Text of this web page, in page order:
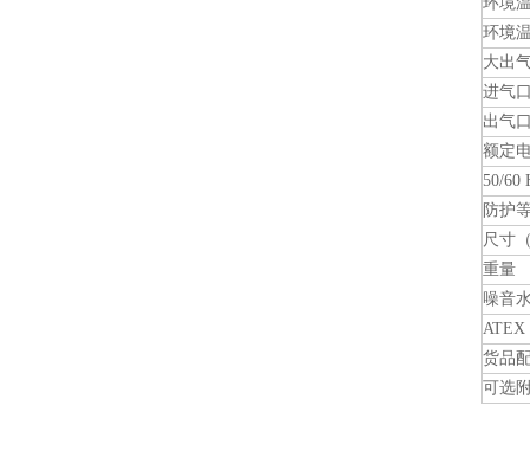
环境
大出
进气
出气
额定
50/60
防护
尺寸
重量
噪音
ATEX
货品
可选